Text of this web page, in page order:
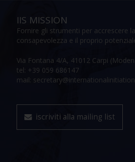
IIS MISSION
Fornire gli strumenti per accrescere
consapevolezza e il proprio
Via Fontana 4/A, 41012 Carpi
tel: +39 059 686147
mail:
iscriviti alla mailing list